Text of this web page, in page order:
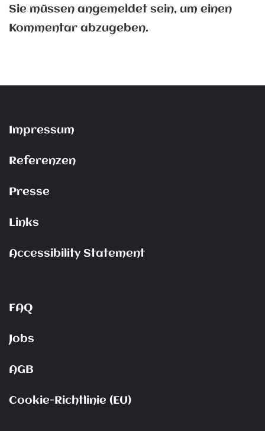
Sie müssen angemeldetsein, um einen
Kommentar abzugeben.
Impressum
Referenzen
Presse
Links
Accessibility Statement
FAQ
Jobs
AGB
Cookie-Richtlinie (EU)